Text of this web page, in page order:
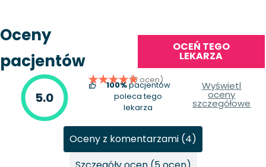
Oceny
pacjentów
OCEŃ TEGO
LEKARZA
5.0
(5 ocen)
100%pacjentów
poleca tego
lekarza
Wyświetl
oceny
szczegółowe
Oceny z komentarzami (4)